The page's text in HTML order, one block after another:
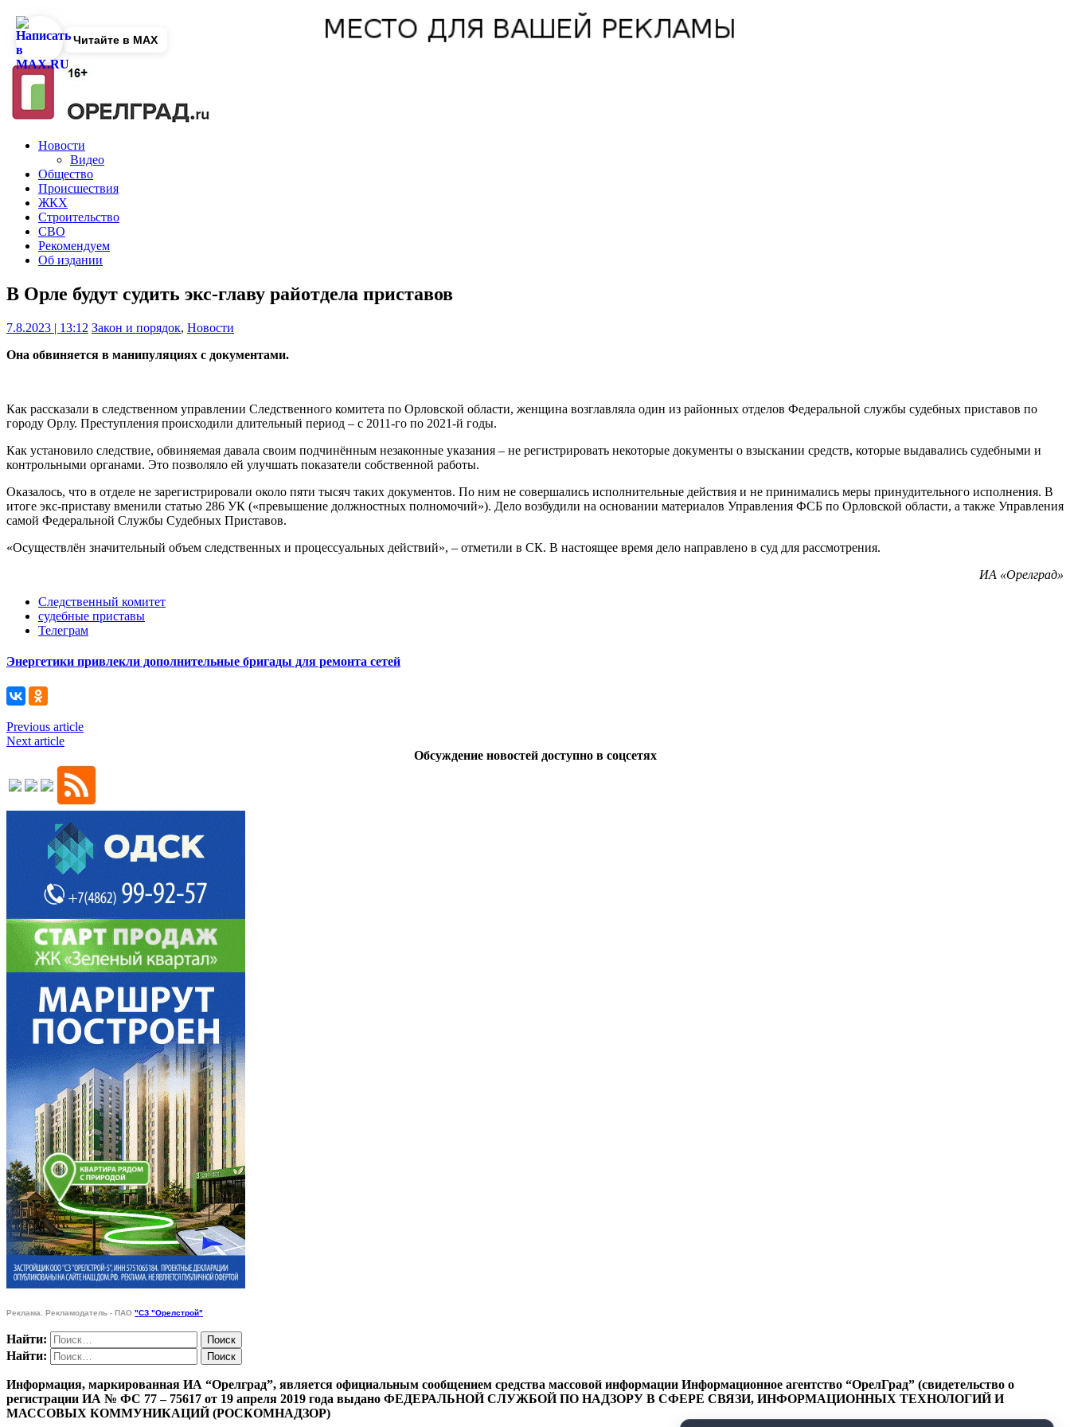
Новости
Видео
Общество
Происшествия
ЖКХ
Строительство
СВО
Рекомендуем
Об издании
В Орле будут судить экс-главу райотдела приставов
7.8.2023 | 13:12 Закон и порядок, Новости
Она обвиняется в манипуляциях с документами.
Как рассказали в следственном управлении Следственного комитета по Орловской области, женщина возглавляла один из районных отделов Федеральной службы судебных приставов по
городу Орлу. Преступления происходили длительный период – с 2011-го по 2021-й годы.
Как установило следствие, обвиняемая давала своим подчинённым незаконные указания – не регистрировать некоторые документы о взыскании средств, которые выдавались судебными и
контрольными органами. Это позволяло ей улучшать показатели собственной работы.
Оказалось, что в отделе не зарегистрировали около пяти тысяч таких документов. По ним не совершались исполнительные действия и не принимались меры принудительного исполнения. В
итоге экс-приставу вменили статью 286 УК («превышение должностных полномочий»). Дело возбудили на основании материалов Управления ФСБ по Орловской области, а также Управления
самой Федеральной Службы Судебных Приставов.
«Осуществлён значительный объем следственных и процессуальных действий», – отметили в СК. В настоящее время дело направлено в суд для рассмотрения.
ИА «Орелград»
Следственный комитет
судебные приставы
Телеграм
Энергетики привлекли дополнительные бригады для ремонта сетей
Previous article
Next article
Обсуждение новостей доступно в соцсетях
Реклама. Рекламодатель - ПАО "СЗ "Орелстрой"
Найти:
Найти:
Информация, маркированная ИА “Орелград”, является официальным сообщением средства массовой информации Информационное агентство “ОрелГрад” (свидетельство о
регистрации ИА № ФС 77 – 75617 от 19 апреля 2019 года выдано ФЕДЕРАЛЬНОЙ СЛУЖБОЙ ПО НАДЗОРУ В СФЕРЕ СВЯЗИ, ИНФОРМАЦИОННЫХ ТЕХНОЛОГИЙ И
МАССОВЫХ КОММУНИКАЦИЙ (РОСКОМНАДЗОР)
Читайте в MAX